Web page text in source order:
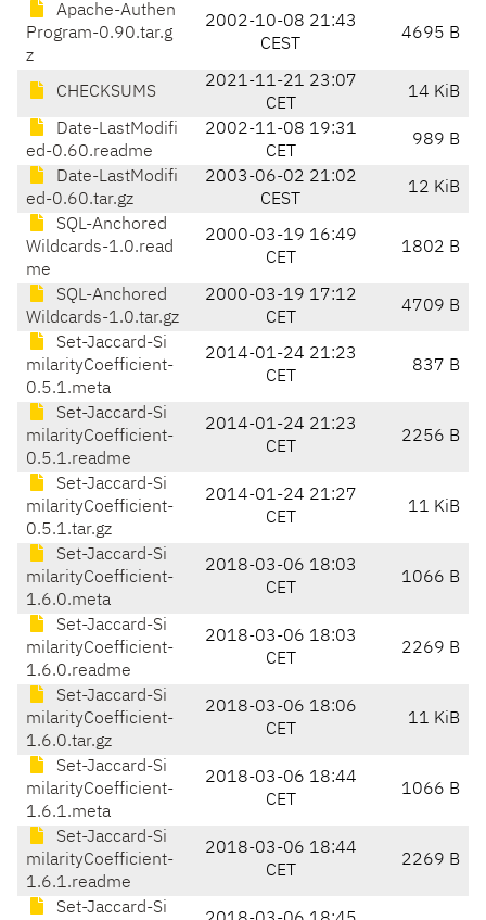
Apache-Authen
Program-0.90.tar.g
z
2002-10-08 21:43
CEST
4695 B
CHECKSUMS
2021-11-21 23:07
CET
14 KiB
Date-LastModifi
ed-0.60.readme
2002-11-08 19:31
CET
989 B
Date-LastModifi
ed-0.60.tar.gz
2003-06-02 21:02
CEST
12 KiB
SQL-Anchored
Wildcards-1.0.read
me
2000-03-19 16:49
CET
1802 B
SQL-Anchored
Wildcards-1.0.tar.gz
2000-03-19 17:12
CET
4709 B
Set-Jaccard-Si
milarityCoefficient-
0.5.1.meta
2014-01-24 21:23
CET
837 B
Set-Jaccard-Si
milarityCoefficient-
0.5.1.readme
2014-01-24 21:23
CET
2256 B
Set-Jaccard-Si
milarityCoefficient-
0.5.1.tar.gz
2014-01-24 21:27
CET
11 KiB
Set-Jaccard-Si
milarityCoefficient-
1.6.0.meta
2018-03-06 18:03
CET
1066 B
Set-Jaccard-Si
milarityCoefficient-
1.6.0.readme
2018-03-06 18:03
CET
2269 B
Set-Jaccard-Si
milarityCoefficient-
1.6.0.tar.gz
2018-03-06 18:06
CET
11 KiB
Set-Jaccard-Si
milarityCoefficient-
1.6.1.meta
2018-03-06 18:44
CET
1066 B
Set-Jaccard-Si
milarityCoefficient-
1.6.1.readme
2018-03-06 18:44
CET
2269 B
Set-Jaccard-Si